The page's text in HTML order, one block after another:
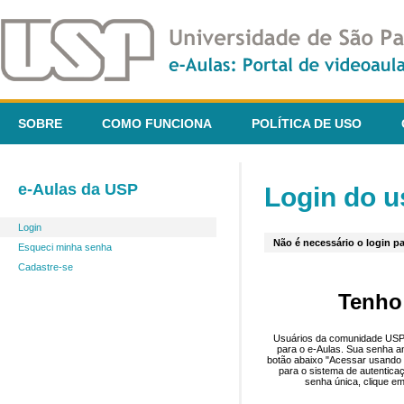
SOBRE COMO FUNCIONA POLÍTICA DE USO
e-Aulas da USP
Login
Esqueci minha senha
Cadastre-se
Login do
Não é necessário o login
Usuários da comunidade
para o e-Aulas. Sua senha
botão abaixo "Acessar
para o sistema de
senha única, clique